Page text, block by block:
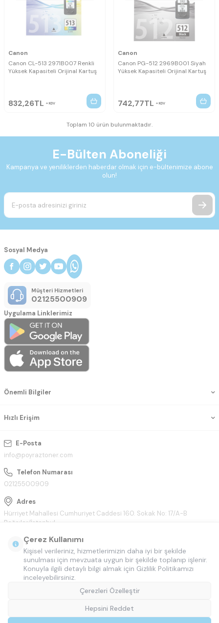
Canon
Canon CL-513 2971B007 Renkli
Yüksek Kapasiteli Orijinal Kartuş
832,26TL KDV
Canon
Canon PG-512 2969B001 Siyah
Yüksek Kapasiteli Orijinal Kartuş
742,77TL KDV
Toplam 10 ürün bulunmaktadır.
E-Bülten Aboneliği
Kampanya ve yeniliklerden haberdar olmak için e-bültenimize abone
olun!
E-Posta
info@poyraztoner.com
Telefon Numarası
02125500909
Adres
Hürriyet Mahallesi Cumhuriyet Caddesi 160. Sokak No: 17/A-B
Bağcılar/İstanbul
Önemli Bilgiler
Hızlı Erişim
Sosyal Medya
Müşteri Hizmetleri
02125500909
Uygulama Linklerimiz
Çerez Kullanımı
Kişisel verileriniz, hizmetlerimizin daha iyi bir şekilde
sunulması için mevzuata uygun bir şekilde toplanıp işlenir.
Konuyla ilgili detaylı bilgi almak için Gizlilik Politikamızı
inceleyebilirsiniz.
Çerezleri Özelleştir
Hepsini Reddet